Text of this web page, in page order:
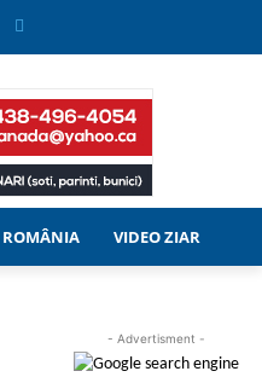
ROMÂNIA VIDEO ZIAR
- Advertisment -